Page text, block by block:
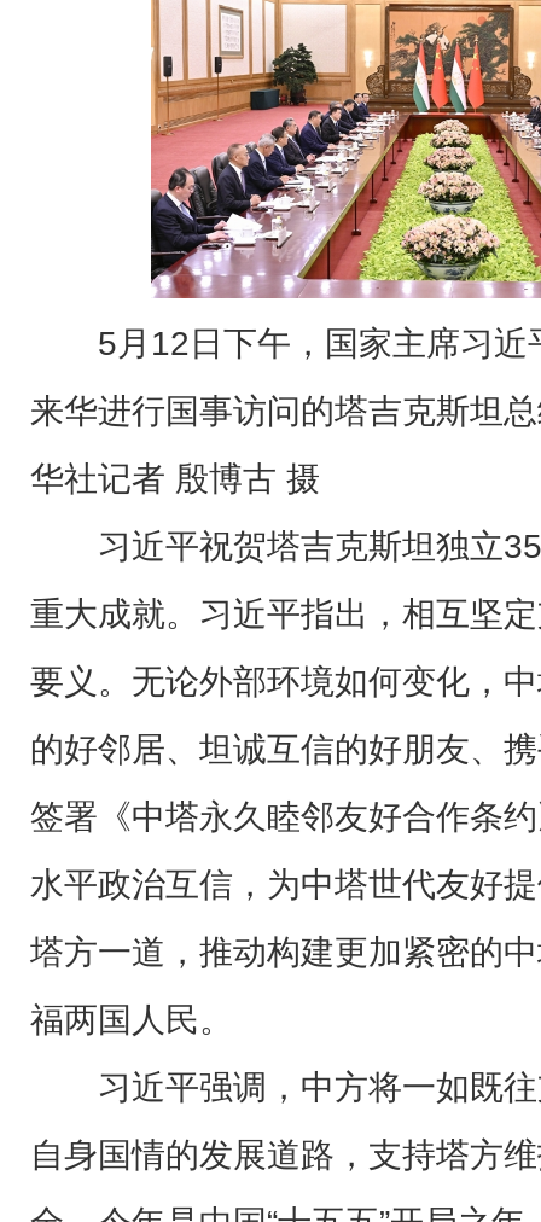
5月12日下午，国家主席习
来华进行国事访问的塔吉克斯坦
华社记者 殷博古 摄
习近平祝贺塔吉克斯坦独立
重大成就。习近平指出，相互坚
要义。无论外部环境如何变化，
的好邻居、坦诚互信的好朋友、
签署《中塔永久睦邻友好合作条
水平政治互信，为中塔世代友好
塔方一道，推动构建更加紧密的
福两国人民。
习近平强调，中方将一如既
自身国情的发展道路，支持塔方